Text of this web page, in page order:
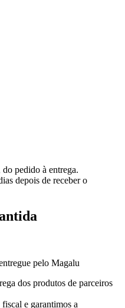
do pedido à entrega.
depois de receber o
pelo Magalu
dos produtos de parceiros
e garantimos a